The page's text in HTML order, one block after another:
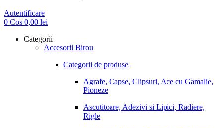
Autentificare
0 Cos 0,00 lei
Categorii
Accesorii Birou
Categorii de produse
Agrafe, Capse, Clipsuri, Ace cu Gamalie,
Pioneze
Ascutitoare, Adezivi si Lipici, Radiere,
Rigle